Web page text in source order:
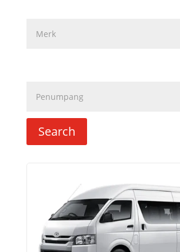
Search